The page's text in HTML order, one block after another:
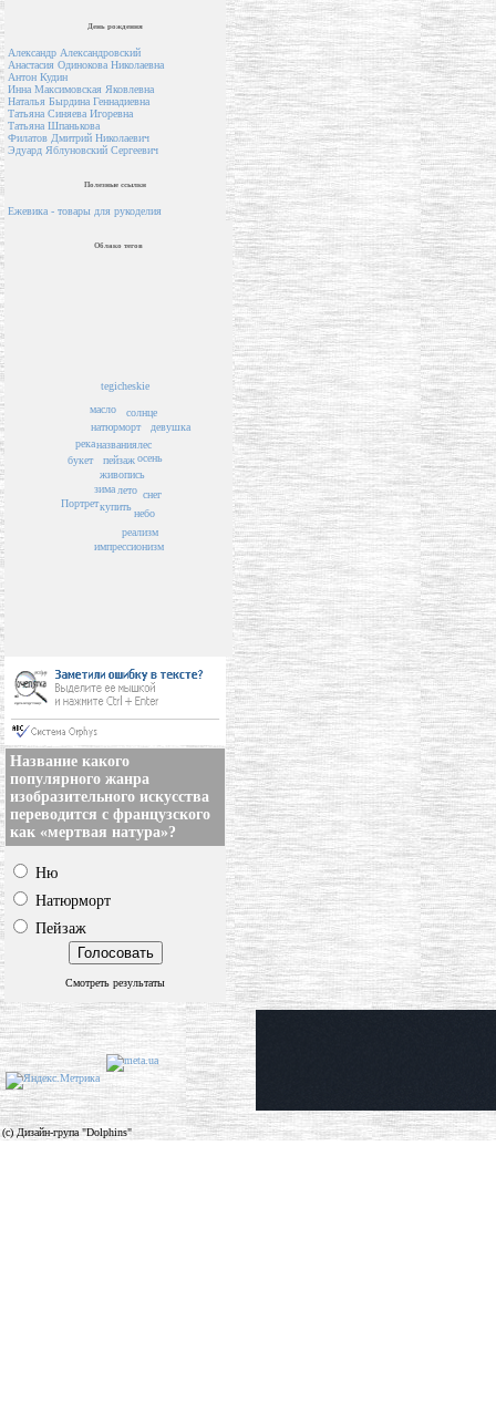
День рождения
Александр Александровский
Анастасия Одинокова Николаевна
Антон Кудин
Инна Максимовская Яковлевна
Наталья Бырдина Геннадиевна
Татьяна Синяева Игоревна
Татьяна Шпанькова
Филатов Дмитрий Николаевич
Эдуард Яблуновский Сергеевич
Полезные ссылки
Ежевика - товары для рукоделия
Облако тегов
пейзаж
названия
живопись
лето
натюрморт
купить
солнце
лес
зима
осень
букет
масло
река
снег
tegicheskie
реализм
небо
импрессионизм
Портрет
девушка
Название какого
популярного жанра
изобразительного искусства
переводится с французского
как «мертвая натура»?
Ню
Натюрморт
Пейзаж
Смотреть результаты
(c) Дизайн-група "Dolphins"